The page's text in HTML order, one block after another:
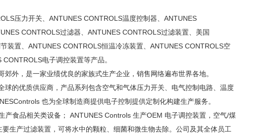
压力开关、ANTUNES CONTROLS温度控制器、ANTUNES
CONTROLS过滤器、ANTUNES CONTROLS过滤装置、美国
装置、ANTUNES CONTROLS恒温冷冻装置、ANTUNES CONTROLS空
电子调控装置等产品。
外，是一家业绩优良的家族式生产企业，销售网络遍布世界各地。
的优质供应商，产品系列包含空气和气体压力开关、电气控制电路、温度
也为全球制造商提供电子控制提供定制化构建生产服务。
食品相关类设备； ANTUNES Controls 生产OEM 电子调控装置，空气/煤
生产过滤装置，可将水中的颗粒、细菌和微生物去除。公司及其全体员工